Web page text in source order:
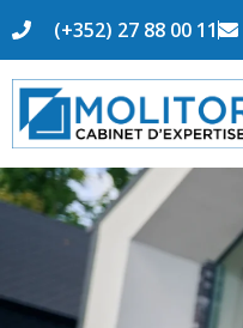
(+352) 27 88 00 11